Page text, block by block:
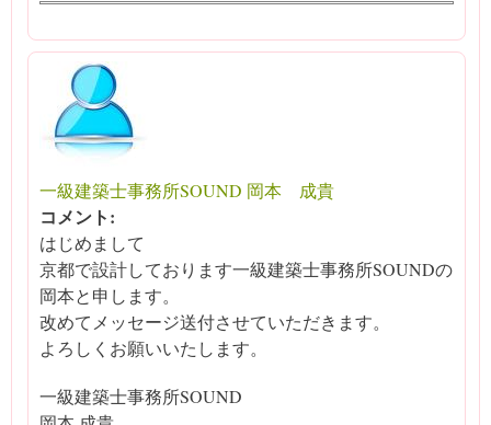
一級建築士事務所SOUND 岡本 成貴
コメント:
はじめまして
京都で設計しております一級建築士事務所SOUNDの
岡本と申します。
改めてメッセージ送付させていただきます。
よろしくお願いいたします。
一級建築士事務所SOUND